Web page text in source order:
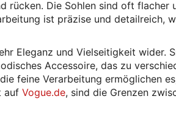
rücken. Die Sohlen sind oft flacher
ist präzise und detailreich,
Eleganz und Vielseitigkeit wider.
Accessoire, das zu
feine Verarbeitung ermöglichen
auf Vogue.de, sind die Grenzen